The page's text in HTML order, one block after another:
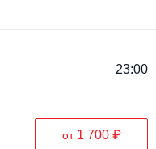
23:00
от 1 700 ₽